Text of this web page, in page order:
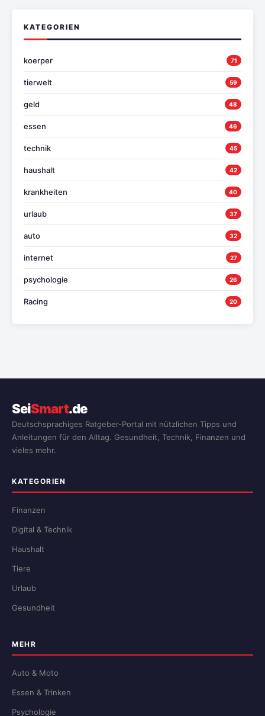
KATEGORIEN
koerper 71
tierwelt 59
geld 48
essen 46
technik 45
haushalt 42
krankheiten 40
urlaub 37
auto 32
internet 27
psychologie 26
Racing 20
SeiSmart.de
Deutschsprachiges Ratgeber-Portal mit nützlichen Tipps und
Anleitungen für den Alltag. Gesundheit, Technik, Finanzen und
vieles mehr.
KATEGORIEN
Finanzen
Digital & Technik
Haushalt
Tiere
Urlaub
Gesundheit
MEHR
Auto & Moto
Essen & Trinken
Psychologie